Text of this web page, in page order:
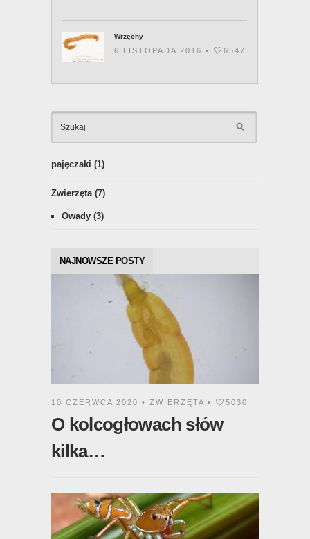
Wrzęchy
6 LISTOPADA 2016 • 6547
pajęczaki (1)
Zwierzęta(7)
Owady (3)
NAJNOWSZE POSTY
10 CZERWCA 2020 • ZWIERZĘTA • 5030
O kolcogłowach słów
kilka…